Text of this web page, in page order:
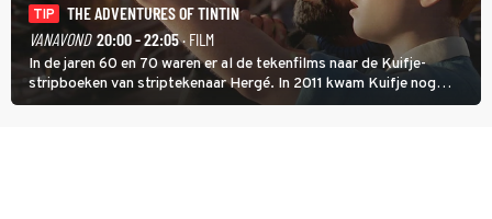
TIP
THE ADVENTURES OF TINTIN
VANAVOND 20:00 - 22:05· FILM
In de jaren 60 en 70 waren er al de tekenfilms naar de Kuifje-
stripboeken van striptekenaar Hergé. In 2011 kwam Kuifje nog
meer tot leven in The Adventures of Tintin van Steven Spielberg.